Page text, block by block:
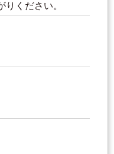
りください。